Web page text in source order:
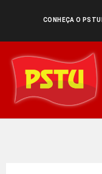
conteúdo
CONHEÇA O PSTU